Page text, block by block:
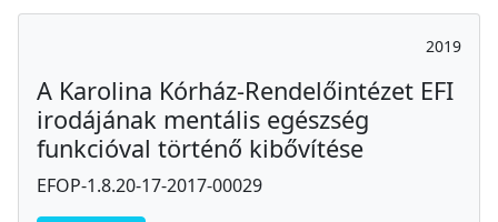
2019
A Karolina Kórház-Rendelőintézet EFI
irodájának mentális egészség
funkcióval történő kibővítése
EFOP-1.8.20-17-2017-00029